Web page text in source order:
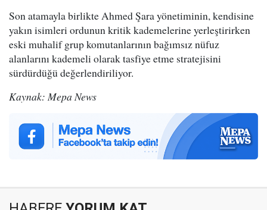
Son atamayla birlikte Ahmed Şara yönetiminin, kendisine
yakın isimleri ordunun kritik kademelerine yerleştirirken
eski muhalif grup komutanlarının bağımsız nüfuz
alanlarını kademeli olarak tasfiye etme stratejisini
sürdürdüğü değerlendiriliyor.
Kaynak: Mepa News